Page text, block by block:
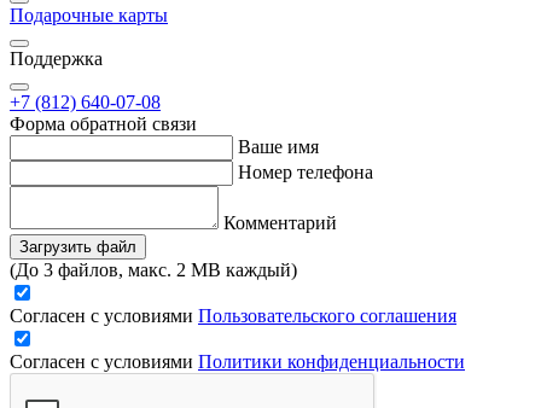
Подарочные карты
Поддержка
+7 (812) 640-07-08
Форма обратной связи
Ваше имя
Номер телефона
Комментарий
Загрузить файл
(До 3 файлов, макс. 2 MB каждый)
Согласен с условиями Пользовательского соглашения
Согласен с условиями Политики конфиденциальности